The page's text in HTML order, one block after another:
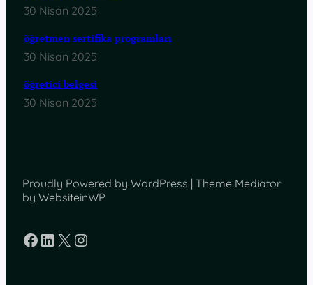
30 Nisan 2025
öğretmen sertifika programları
30 Nisan 2025
öğretici belgesi
30 Nisan 2025
Proudly Powered by WordPress | Theme Mediator
by WebsiteinWP
Facebook
LinkedIn
X Instagram